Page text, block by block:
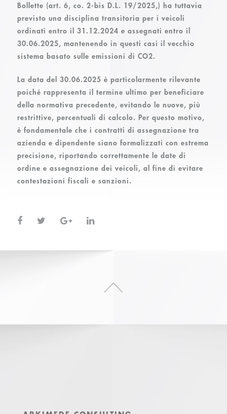
Bollette (art. 6, co. 2-bis D.L. 19/2025,) ha tuttavia
previsto una disciplina transitoria per i veicoli
ordinati entro il 31.12.2024 e assegnati entro il
30.06.2025, mantenendo in questi casi il vecchio
sistema basato sulle emissioni di CO2.
La data del 30.06.2025 è particolarmente rilevante
poiché rappresenta il termine ultimo per beneficiare
della normativa precedente, evitando le nuove, più
restrittive, percentuali di calcolo. Per questo motivo,
è fondamentale che i contratti di assegnazione tra
azienda e dipendente siano formalizzati con estrema
precisione, riportando correttamente le date di
ordine e assegnazione dei veicoli, al fine di evitare
contestazioni fiscali e sanzioni.